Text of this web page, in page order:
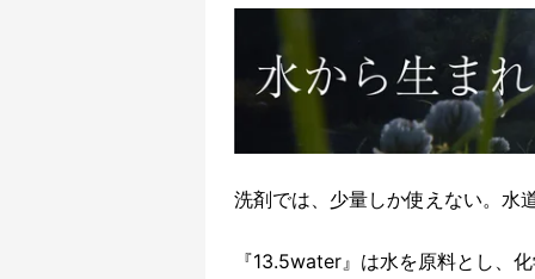
洗剤では、少量しか使えない。水
『13.5water』は水を原料とし、